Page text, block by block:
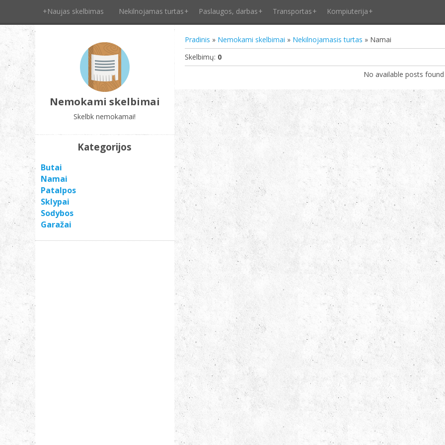
+Naujas skelbimas Nekilnojamas turtas Paslaugos, darbas Transportas Kompiuterija
Nemokami skelbimai
Skelbk nemokamai!
Pradinis » Nemokami skelbimai » Nekilnojamasis turtas » Namai
Skelbimų: 0
No available posts found
Kategorijos
Butai
Namai
Patalpos
Sklypai
Sodybos
Garažai